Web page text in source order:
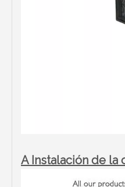
A Instalación de la